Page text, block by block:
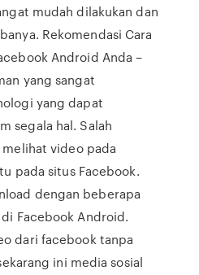
mudah dilakukan dan
Rekomendasi Cara
Android Anda –
yang sangat
yang dapat
segala hal. Salah
video pada
pada situs Facebook.
dengan beberapa
Facebook Android.
dari facebook tanpa
ini media sosial